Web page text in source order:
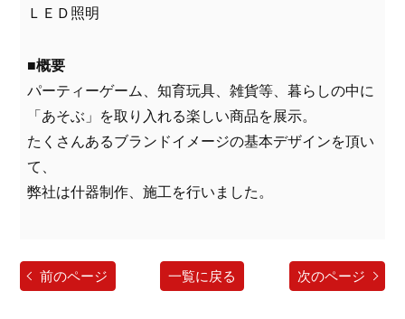
ＬＥＤ照明
■概要
パーティーゲーム、知育玩具、雑貨等、暮らしの中に
「あそぶ」を取り入れる楽しい商品を展示。
たくさんあるブランドイメージの基本デザインを頂い
て、
弊社は什器制作、施工を行いました。
前のページ 一覧に戻る 次のページ